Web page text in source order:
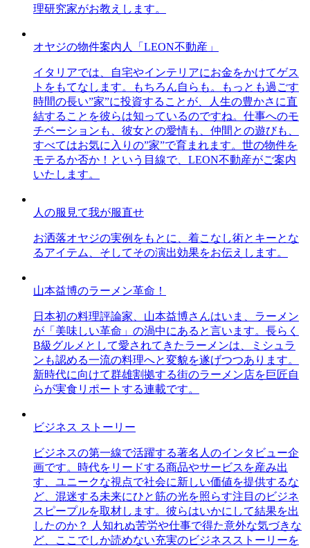
理研究家がお教えします。
オヤジの物件案内人「LEON不動産」
イタリアでは、自宅やインテリアにお金をかけてゲス
トをもてなします。もちろん自らも。もっとも過ごす
時間の長い”家”に投資することが、人生の豊かさに直
結することを彼らは知っているのですね。仕事へのモ
チベーションも、彼女との愛情も、仲間との遊びも、
すべてはお気に入りの”家”で育まれます。世の物件を
モテるか否か！という目線で、LEON不動産がご案内
いたします。
人の服見て我が服直せ
お洒落オヤジの実例をもとに、着こなし術とキーとな
るアイテム、そしてその演出効果をお伝えします。
山本益博のラーメン革命！
日本初の料理評論家、山本益博さんはいま、ラーメン
が「美味しい革命」の渦中にあると言います。長らく
B級グルメとして愛されてきたラーメンは、ミシュラ
ンも認める一流の料理へと変貌を遂げつつあります。
新時代に向けて群雄割拠する街のラーメン店を巨匠自
らが実食リポートする連載です。
ビジネス ストーリー
ビジネスの第一線で活躍する著名人のインタビュー企
画です。時代をリードする商品やサービスを産み出
す、ユニークな視点で社会に新しい価値を提供するな
ど、混迷する未来にひと筋の光を照らす注目のビジネ
スピープルを取材します。彼らはいかにして結果を出
したのか？ 人知れぬ苦労や仕事で得た意外な気づきな
ど、ここでしか読めない充実のビジネスストーリーを